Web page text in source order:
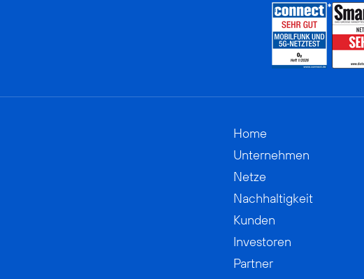
Home
Unternehmen
Netze
Nachhaltigkeit
Kunden
Investoren
Partner